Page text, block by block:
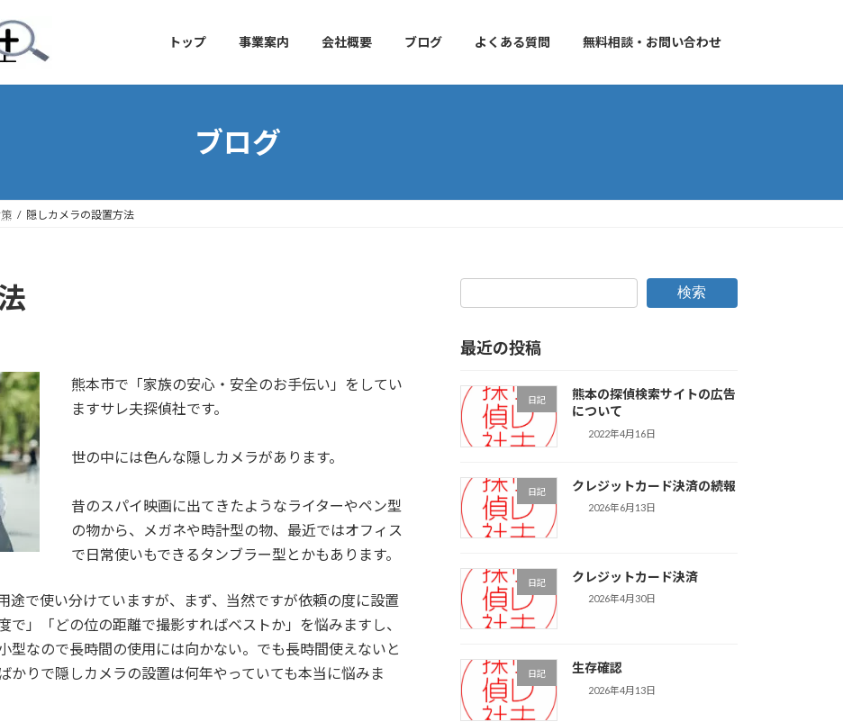
トップ 事業案内 会社概要 ブログ よくある質問 無料相談・お問い合わせ
ブログ
隠しカメラの設置方法
熊本市で「家族の安心・安全のお手伝い」をしてい
ますサレ夫探偵社です。
世の中には色んな隠しカメラがあります。
昔のスパイ映画に出てきたようなライターやペン型
の物から、メガネや時計型の物、最近ではオフィス
で日常使いもできるタンブラー型とかもあります。
途で使い分けていますが、まず、当然ですが依頼の度に設置
」「どの位の距離で撮影すればベストか」を悩みますし、
型なので長時間の使用には向かない。でも長時間使えないと
かりで隠しカメラの設置は何年やっていても本当に悩みま
検索
最近の投稿
日記
熊本の探偵検索サイトの広告
について
2022年4月16日
日記 クレジットカード決済の続報
2026年6月13日
日記 クレジットカード決済
2026年4月30日
日記 生存確認
2026年4月13日